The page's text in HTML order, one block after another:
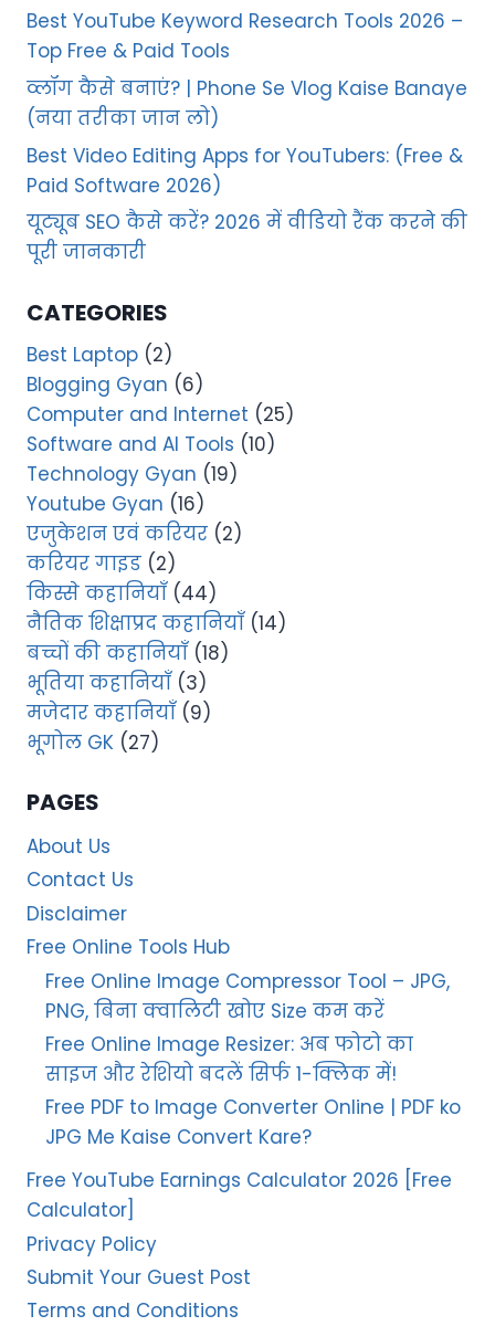
Best YouTube Keyword Research Tools 2026 –
Top Free & Paid Tools
व्लॉग कैसे बनाएं? | Phone Se Vlog Kaise Banaye
(नया तरीका जान लो)
Best Video Editing Apps for YouTubers: (Free &
Paid Software 2026)
यूट्यूब SEO कैसे करें? 2026 में वीडियो रैंक करने की
पूरी जानकारी
CATEGORIES
Best Laptop (2)
Blogging Gyan (6)
Computer and Internet (25)
Software and AI Tools (10)
Technology Gyan (19)
Youtube Gyan (16)
एजुकेशन एवं करियर (2)
करियर गाइड (2)
किस्से कहानियाँ (44)
नैतिक शिक्षाप्रद कहानियाँ (14)
बच्चों की कहानियाँ (18)
भूतिया कहानियाँ (3)
मजेदार कहानियाँ (9)
भूगोल GK (27)
PAGES
About Us
Contact Us
Disclaimer
Free Online Tools Hub
Free Online Image Compressor Tool – JPG,
PNG, बिना क्वालिटी खोए Size कम करें
Free Online Image Resizer: अब फोटो का
साइज और रेशियो बदलें सिर्फ 1-क्लिक में!
Free PDF to Image Converter Online | PDF ko
JPG Me Kaise Convert Kare?
Free YouTube Earnings Calculator 2026 [Free
Calculator]
Privacy Policy
Submit Your Guest Post
Terms and Conditions